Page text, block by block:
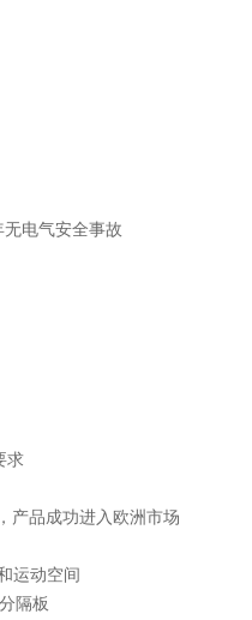
电气安全事故
求
产品成功进入欧洲市场
运动空间
隔板